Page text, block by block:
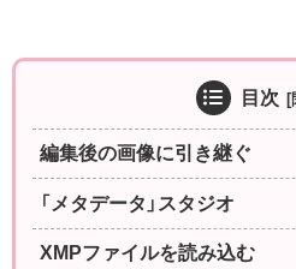
目次
編集後の画像に引き継ぐ
「メタデータ」スタジオ
XMPファイルを読み込む